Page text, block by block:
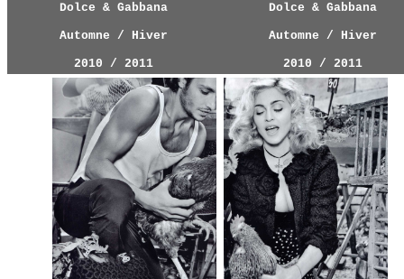
Dolce & Gabbana
Automne / Hiver
2010 / 2011
Dolce & Gabbana
Automne / Hiver
2010 / 2011